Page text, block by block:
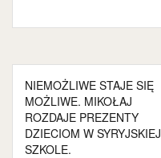
Nawigacja
wpisu
NIEMOŻLIWE STAJE SIĘ
MOŻLIWE. MIKOŁAJ
ROZDAJE PREZENTY
DZIECIOM W SYRYJSKIEJ
SZKOLE.